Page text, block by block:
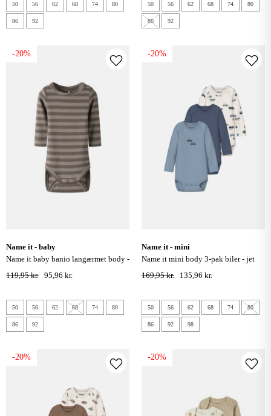
50 56 62 68 74 80
86 92
50 56 62 68 74 80
86 92
-20%
name it - baby
name it baby banio langærmet body -
morel satellite
119,95 kr. 95,96 kr.
50 56 62 68 74 80
86 92
-20%
name it - mini
name it mini body 3-pak biler - jet
stream
169,95 kr. 135,96 kr.
50 56 62 68 74 80
86 92 98
-20% -20%